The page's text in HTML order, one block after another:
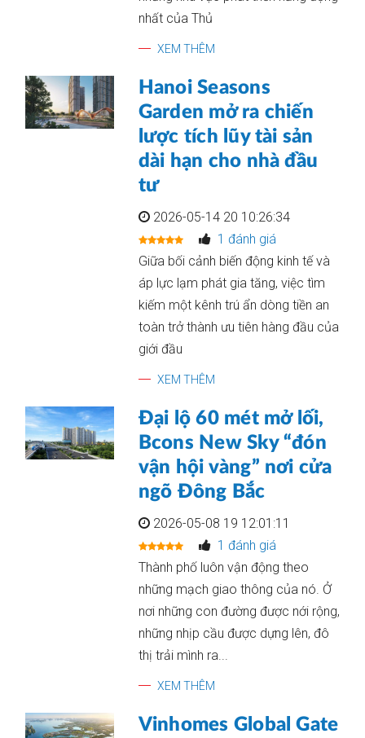
nhất của Thủ
XEM THÊM
Hanoi Seasons
Garden mở ra chiến
lược tích lũy tài sản
dài hạn cho nhà đầu
tư
2026-05-14 20 10:26:34
1 đánh giá
Giữa bối cảnh biến động kinh tế và
áp lực lạm phát gia tăng, việc tìm
kiếm một kênh trú ẩn dòng tiền an
toàn trở thành ưu tiên hàng đầu của
giới đầu
XEM THÊM
Đại lộ 60 mét mở lối,
Bcons New Sky “đón
vận hội vàng” nơi cửa
ngõ Đông Bắc
2026-05-08 19 12:01:11
1 đánh giá
Thành phố luôn vận động theo
những mạch giao thông của nó. Ở
nơi những con đường được nới rộng,
những nhịp cầu được dựng lên, đô
thị trải mình ra...
XEM THÊM
Vinhomes Global Gate